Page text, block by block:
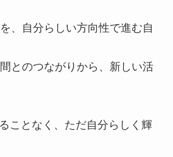
、自分らしい方向性で進む自
とのつながりから、新しい活
ことなく、ただ自分らしく輝